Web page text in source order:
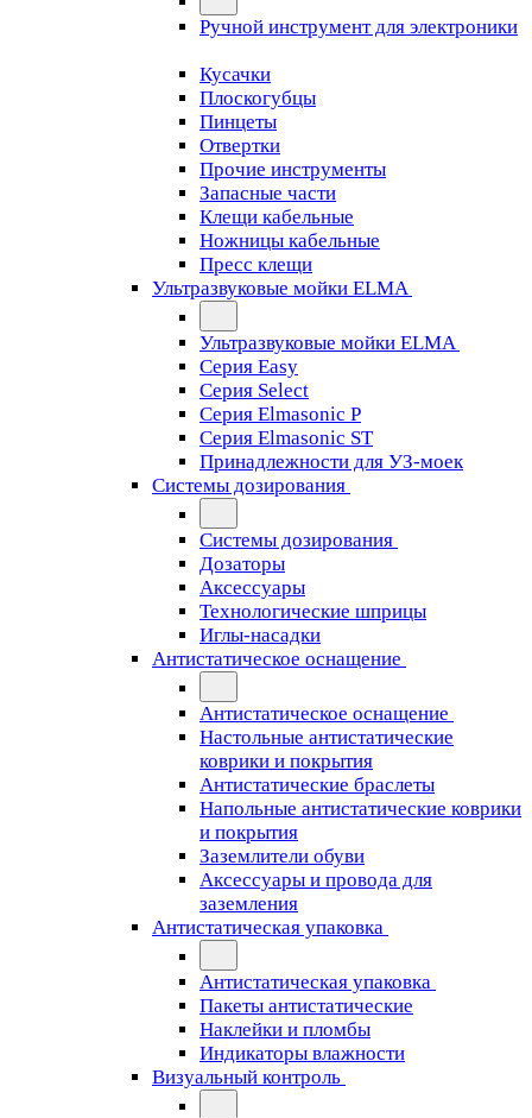
Ручной инструмент для электроники
Кусачки
Плоскогубцы
Пинцеты
Отвертки
Прочие инструменты
Запасные части
Клещи кабельные
Ножницы кабельные
Пресс клещи
Ультразвуковые мойки ELMA
Ультразвуковые мойки ELMA
Серия Easy
Серия Select
Серия Elmasonic P
Серия Elmasonic ST
Принадлежности для УЗ-моек
Системы дозирования
Системы дозирования
Дозаторы
Аксессуары
Технологические шприцы
Иглы-насадки
Антистатическое оснащение
Антистатическое оснащение
Настольные антистатические
коврики и покрытия
Антистатические браслеты
Напольные антистатические коврики
и покрытия
Заземлители обуви
Аксессуары и провода для
заземления
Антистатическая упаковка
Антистатическая упаковка
Пакеты антистатические
Наклейки и пломбы
Индикаторы влажности
Визуальный контроль